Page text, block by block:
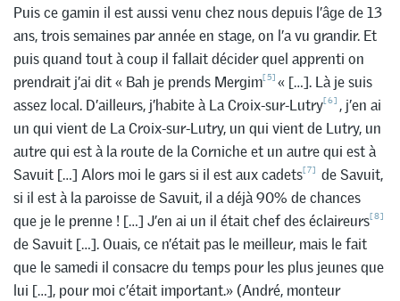
Puis ce gamin il est aussi venu chez nous depuis l’âge de 13
ans, trois semaines par année en stage, on l’a vu grandir. Et
puis quand tout à coup il fallait décider quel apprenti on
prendrait j’ai dit « Bah je prends Mergim[5] « […]. Là je suis
assez local. D’ailleurs, j’habite à La Croix-sur-Lutry[6] , j’en ai
un qui vient de La Croix-sur-Lutry, un qui vient de Lutry, un
autre qui est à la route de la Corniche et un autre qui est à
Savuit […] Alors moi le gars si il est aux cadets[7] de Savuit,
si il est à la paroisse de Savuit, il a déjà 90% de chances
que je le prenne ! […] J’en ai un il était chef des éclaireurs[8]
de Savuit […]. Ouais, ce n’était pas le meilleur, mais le fait
que le samedi il consacre du temps pour les plus jeunes que
lui […], pour moi c’était important.» (André, monteur